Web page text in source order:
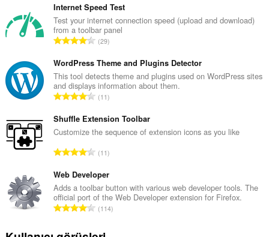
p
l
a
m
y
s
a
y
ı
s
:
Internet Speed Test
Test your internet connection speed (upload and download)
from a toolbar panel
T
p
l
a
m
y
s
a
y
ı
s
ı
:
29
WordPress Theme and Plugins Detector
This tool detects theme and plugins used on WordPress sites
and displays information about them.
T
p
l
m
y
s
a
y
11
Shuffle Extension Toolbar
Customize the sequence of extension icons as you like
T
p
l
a
m
11
Web Developer
Adds a toolbar button with various web developer tools. The
official port of the Web Developer extension for Firefox.
T114